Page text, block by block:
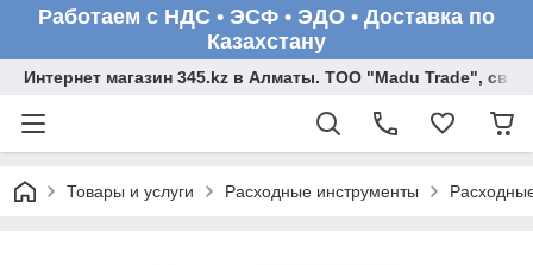
Работаем с НДС • ЭСФ • ЭДО • Доставка по
Казахстану
Интернет магазин 345.kz в Алматы. ТОО "Madu Trade",
Товары и услуги Расходные инструменты